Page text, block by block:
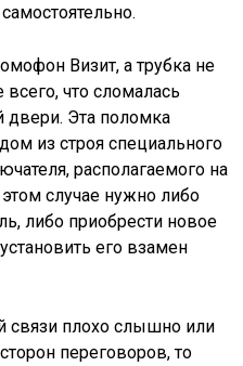
Визит, а трубка не
что сломалась
двери. Эта поломка
из строя специального
располагаемого на
случае нужно либо
либо приобрести новое
его взамен
связи плохо слышно или
переговоров, то